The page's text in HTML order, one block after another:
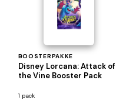
BOOSTERPAKKE
Disney Lorcana: Attack of
the Vine Booster Pack
1 pack